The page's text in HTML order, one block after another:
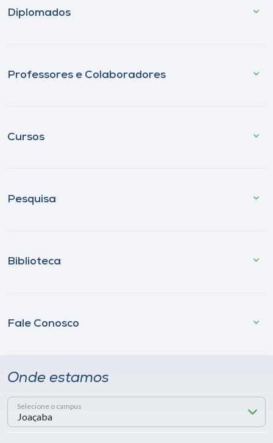
Diplomados
Professores e Colaboradores
Cursos
Pesquisa
Biblioteca
Fale Conosco
Onde estamos
Selecione o campus